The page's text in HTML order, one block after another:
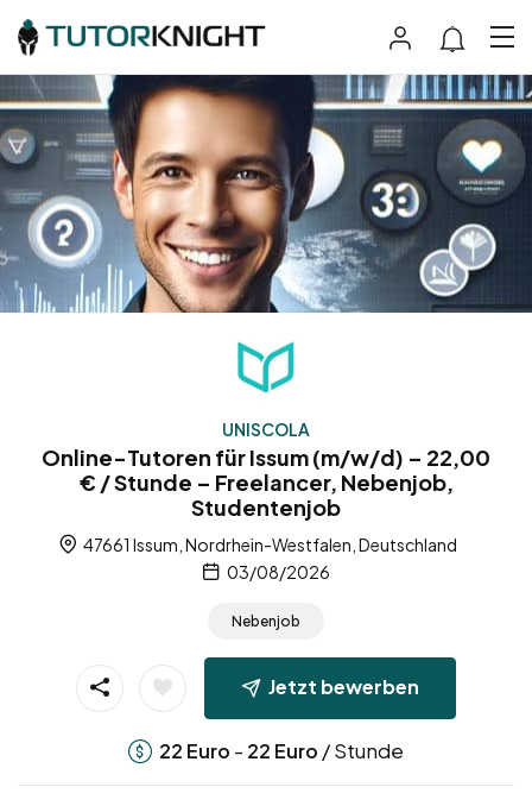
UNISCOLA
Online-Tutoren für Issum (m/w/d) – 22,00
€ / Stunde – Freelancer, Nebenjob,
Studentenjob
47661 Issum, Nordrhein-Westfalen, Deutschland
03/08/2026
Nebenjob
Jetzt bewerben
22 Euro - 22 Euro / Stunde